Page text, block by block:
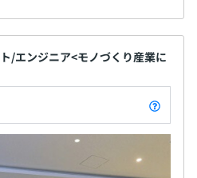
/エンジニア<モノづくり産業に